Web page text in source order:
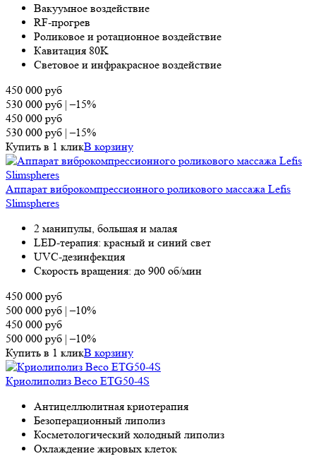
Вакуумное воздействие
RF-прогрев
Роликовое и ротационное воздействие
Кавитация 80K
Световое и инфракрасное воздействие
450 000 руб
530 000 руб |–15%
450 000 руб
530 000 руб |–15%
Купить в 1 кликВ корзину
Аппарат виброкомпрессионного роликового массажа Lefis
Slimspheres
2 манипулы, большая и малая
LED-терапия: красный и синий свет
UVC-дезинфекция
Скорость вращения: до 900 об/мин
450 000 руб
500 000 руб |–10%
450 000 руб
500 000 руб |–10%
Купить в 1 кликВ корзину
Криолиполиз Beco ETG50-4S
Антицеллюлитная криотерапия
Безоперационный липолиз
Косметологический холодный липолиз
Охлаждение жировых клеток